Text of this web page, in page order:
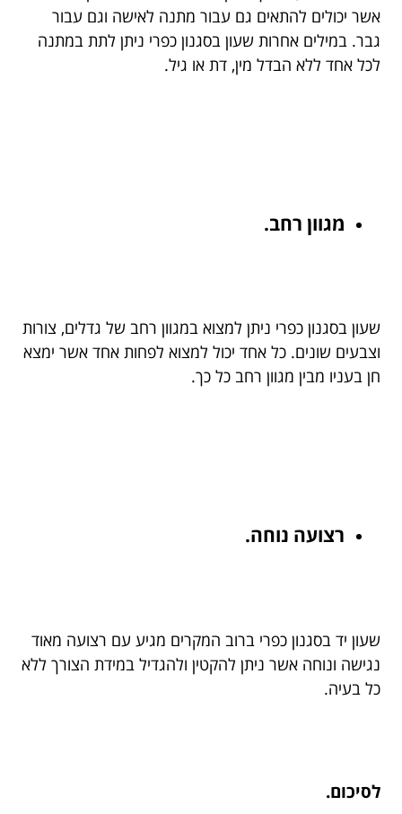
אשר יכולים להתאים גם עבור מתנה לאישה וגם עבור
גבר. במילים אחרות שעון בסגנון כפרי ניתן לתת במתנה
לכל אחד ללא הבדל מין, דת או גיל.
מגוון רחב.
שעון בסגנון כפרי ניתן למצוא במגוון רחב של גדלים, צורות
וצבעים שונים. כל אחד יכול למצוא לפחות אחד אשר ימצא
חן בעניו מבין מגוון רחב כל כך.
רצועה נוחה.
שעון יד בסגנון כפרי ברוב המקרים מגיע עם רצועה מאוד
נגישה ונוחה אשר ניתן להקטין ולהגדיל במידת הצורך ללא
כל בעיה.
לסיכום.